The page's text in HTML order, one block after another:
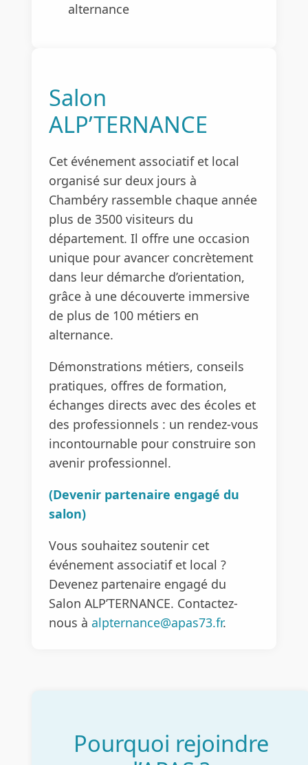
alternance
Salon
ALP’TERNANCE
Cet événement associatif et local
organisé sur deux jours à
Chambéry rassemble chaque année
plus de 3500 visiteurs du
département. Il offre une occasion
unique pour avancer concrètement
dans leur démarche d’orientation,
grâce à une découverte immersive
de plus de 100 métiers en
alternance.
Démonstrations métiers, conseils
pratiques, offres de formation,
échanges directs avec des écoles et
des professionnels : un rendez-vous
incontournable pour construire son
avenir professionnel.
(Devenir partenaire engagé du
salon)
Vous souhaitez soutenir cet
événement associatif et local ?
Devenez partenaire engagé du
Salon ALP’TERNANCE. Contactez-
nous àalpternance@apas73.fr.
Pourquoi rejoindre